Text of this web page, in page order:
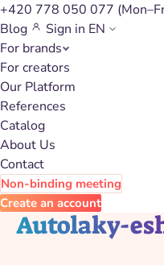
+420 778 050 077
Blog
Sign in EN
For brands
For creators
Our Platform
References
Catalog
About Us
Contact
Non-binding meeting
Create an account
Back to catalog
Autolaky-